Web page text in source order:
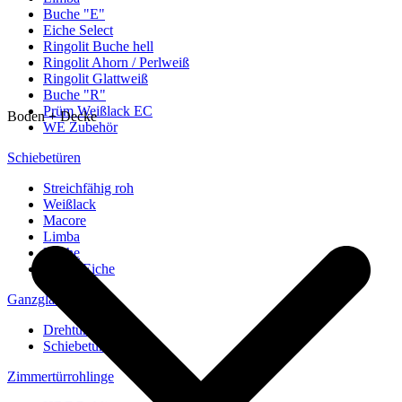
Buche "E"
Eiche Select
Ringolit Buche hell
Ringolit Ahorn / Perlweiß
Ringolit Glattweiß
Buche "R"
Prüm Weißlack EC
WE Zubehör
Schiebetüren
Streichfähig roh
Weißlack
Macore
Limba
Buche
europ. Eiche
Ganzglastüren
Drehtüren
Schiebetüren
Zimmertürrohlinge
Boden + Decke